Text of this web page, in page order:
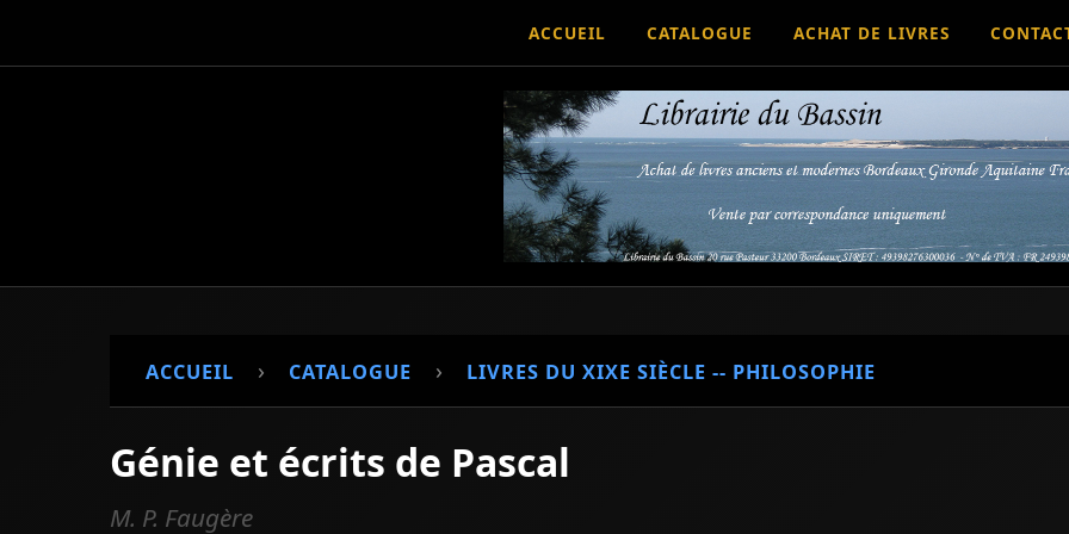
ACCUEIL CATALOGUE ACHAT DE LIVRES
ACCUEIL › CATALOGUE › LIVRES DU XIXE SIÈCLE -- PHILOSOPHIE
Génie et écrits de Pascal
M. P. Faugère